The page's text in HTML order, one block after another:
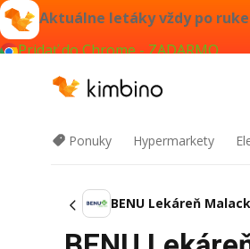
Aktuálne letáky vždy po ruke
Pridať do Chrome - ZADARMO
Ponuky Hypermarkety
BENU Lekáreň